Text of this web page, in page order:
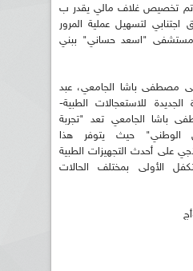
تم تخصيص غلاف مالي يقدر ب
اجتنابي لتسهيل عملية المرور
مستشفى "اسعد حساني" ببني
مصطفى باشا الجامعي، عبد
الجديدة للاستعجالات الطبية-
باشا الجامعي تعد "تجربة
الوطني" حيث يتوفر هذا
على أحدث التجهيزات الطبية
الأولى بمختلف الحالات